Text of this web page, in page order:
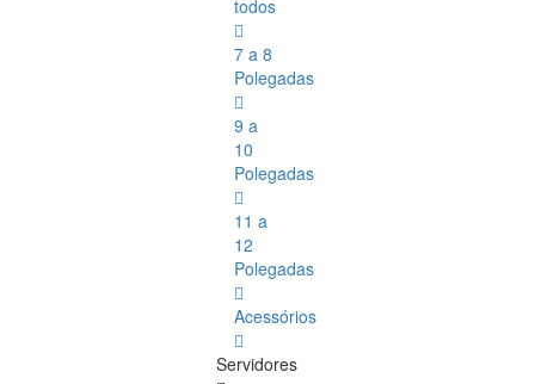
todos
7 a 8
Polegadas
9 a
10
Polegadas
11 a
12
Polegadas
Acessórios
Servidores